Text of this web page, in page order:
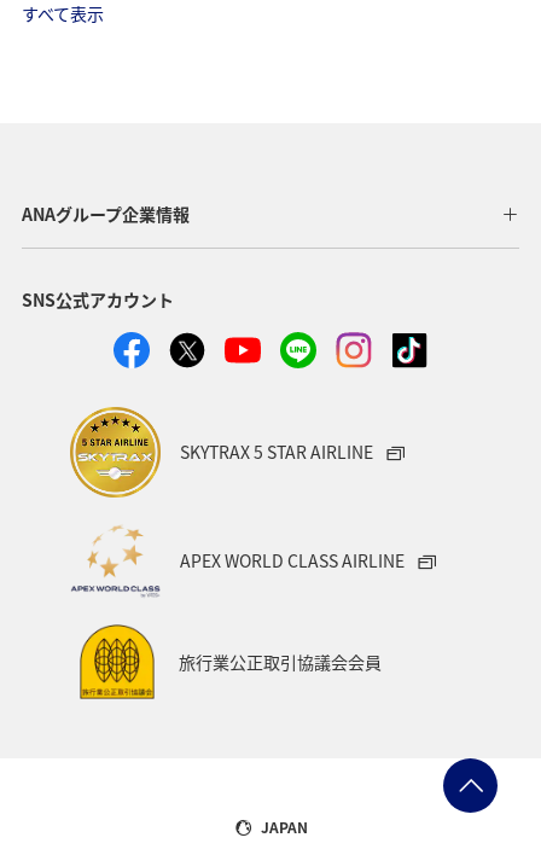
すべて表示
ANAグループ企業情報
SNS公式アカウント
SKYTRAX 5 STAR AIRLINE
APEX WORLD CLASS AIRLINE
旅行業公正取引協議会会員
JAPAN